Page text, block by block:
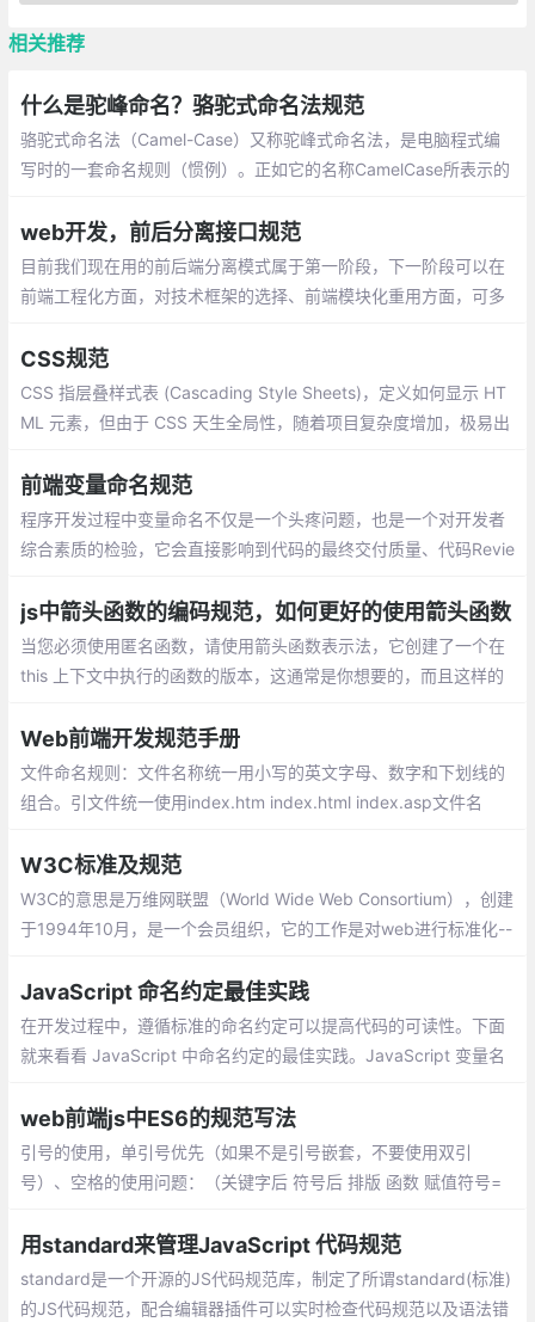
相关推荐
什么是驼峰命名？骆驼式命名法规范
骆驼式命名法（Camel-Case）又称驼峰式命名法，是电脑程式编
写时的一套命名规则（惯例）。正如它的名称CamelCase所表示的
web开发，前后分离接口规范
目前我们现在用的前后端分离模式属于第一阶段，下一阶段可以在
前端工程化方面，对技术框架的选择、前端模块化重用方面，可多
CSS规范
CSS 指层叠样式表 (Cascading Style Sheets)，定义如何显示 HT
ML 元素，但由于 CSS 天生全局性，随着项目复杂度增加，极易出
前端变量命名规范
程序开发过程中变量命名不仅是一个头疼问题，也是一个对开发者
综合素质的检验，它会直接影响到代码的最终交付质量、代码Revie
量代码，需要开发者在实际工作中不断总结、提炼
js中箭头函数的编码规范，如何更好的使用箭头函数
当您必须使用匿名函数，请使用箭头函数表示法，它创建了一个在
this 上下文中执行的函数的版本，这通常是你想要的，而且这样的
部分转移到一个声明函数上。
Web前端开发规范手册
文件命名规则：文件名称统一用小写的英文字母、数字和下划线的
组合。引文件统一使用index.htm index.html index.asp文件名
示此图片的大类性质
W3C标准及规范
W3C的意思是万维网联盟（World Wide Web Consortium），创建
于1994年10月，是一个会员组织，它的工作是对web进行标准化--
JavaScript 命名约定最佳实践
在开发过程中，遵循标准的命名约定可以提高代码的可读性。下面
就来看看 JavaScript 中命名约定的最佳实践。JavaScript 变量名
web前端js中ES6的规范写法
引号的使用，单引号优先（如果不是引号嵌套，不要使用双引
号）、空格的使用问题：（关键字后 符号后 排版 函数 赋值符号=
有参与过运算，那么不应该定义这个变量...
用standard来管理JavaScript 代码规范
standard是一个开源的JS代码规范库，制定了所谓standard(标准)
的JS代码规范，配合编辑器插件可以实时检查代码规范以及语法错